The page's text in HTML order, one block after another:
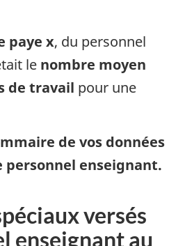
paye x, du personnel
le nombre moyen
de travail pour une
de vos données
personnel enseignant.
versés
enseignant au